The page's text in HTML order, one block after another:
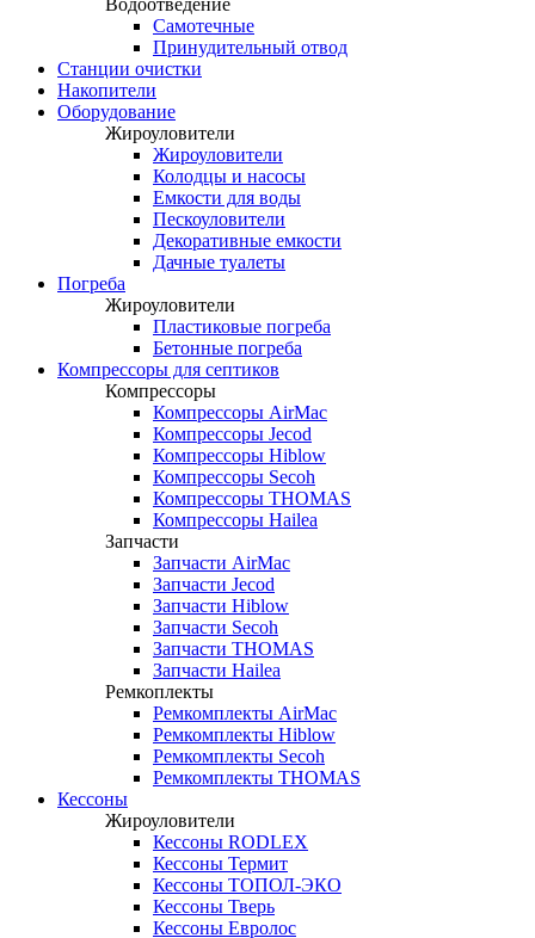
Водоотведение
Самотечные
Принудительный отвод
Станции очистки
Накопители
Оборудование
Жироуловители
Жироуловители
Колодцы и насосы
Емкости для воды
Пескоуловители
Декоративные емкости
Дачные туалеты
Погреба
Жироуловители
Пластиковые погреба
Бетонные погреба
Компрессоры для септиков
Компрессоры
Компрессоры AirMac
Компрессоры Jecod
Компрессоры Hiblow
Компрессоры Secoh
Компрессоры THOMAS
Компрессоры Hailea
Запчасти
Запчасти AirMac
Запчасти Jecod
Запчасти Hiblow
Запчасти Secoh
Запчасти THOMAS
Запчасти Hailea
Ремкоплекты
Ремкомплекты AirMac
Ремкомплекты Hiblow
Ремкомплекты Secoh
Ремкомплекты THOMAS
Кессоны
Жироуловители
Кессоны RODLEX
Кессоны Термит
Кессоны ТОПОЛ-ЭКО
Кессоны Тверь
Кессоны Евролос